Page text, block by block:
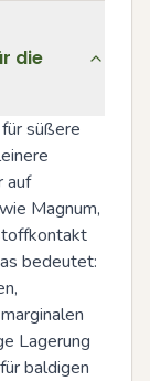
die
süßere
auf
Magnum,
bedeutet:
Lagerung
baldigen